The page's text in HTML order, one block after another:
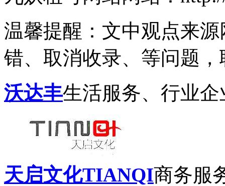
温馨提醒：文中观点来
错、取消收录、等问题
沃达丰生活服务、行业企
天启文化TIANQI商务服